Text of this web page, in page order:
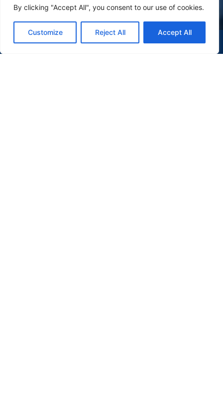
By clicking "Accept All", you consent to our use of cookies.
Customize Reject All Accept All
(47) 9 9977-7630